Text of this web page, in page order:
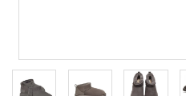
メルマガ登録
RSS